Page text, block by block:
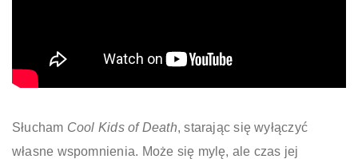
Słucham Cool Kids of Death, starając się wyłączyć
własne wspomnienia. Może się mylę, ale czas jej